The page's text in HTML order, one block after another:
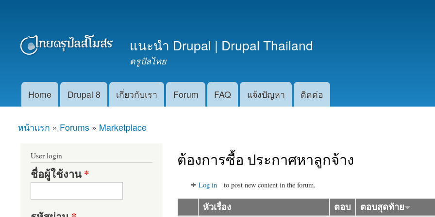
หลัก
แนะนำ Drupal | Drupal Thailand
ดรูปัลไทย
Main menu
Home Drupal 8 เกี่ยวกับเรา Forum FAQ แจ้งปัญหา ติดต่อ
คุณอยู่ที่นี่
หน้าแรก » Forums » Marketplace
ต้องการซื้อ ประกาศหาลูกจ้าง
Log in to post new content in the forum.
หัวเรื่อง ตอบ ตอบสุดท้าย
User login
ชื่อผู้ใช้งาน*